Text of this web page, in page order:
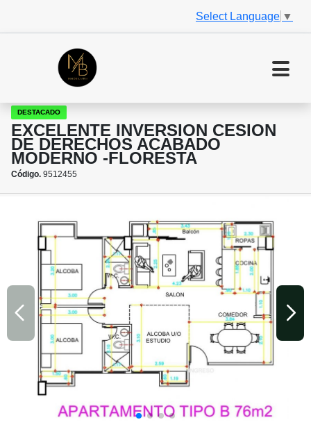
Select Language ▼
DESTACADO
EXCELENTE INVERSION CESION
DE DERECHOS ACABADO
MODERNO -FLORESTA
Código. 9512455